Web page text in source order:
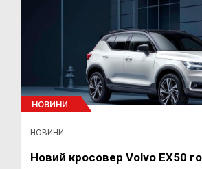
НОВИНИ
НОВИНИ
Новий кросовер Volvo EX50